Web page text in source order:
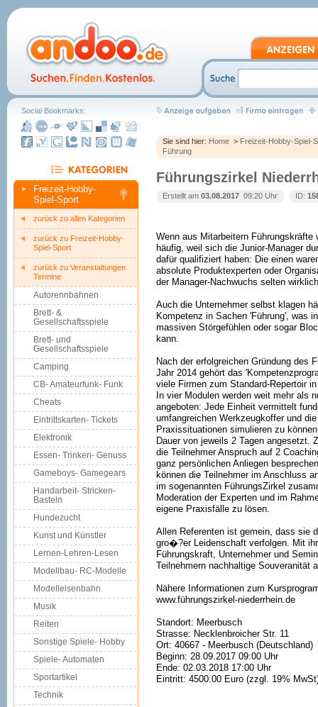
Sie sind hier: Home > Freizeit-Hobby-Spiel-
Führung
Führungszirkel
Erstellt am 03.08.2017  09:20 Uhr ID:
Wenn aus Mitarbeitern Führungskräfte
häufig, weil sich die Junior-Manager
dafür qualifiziert haben: Die einen
absolute Produktexperten oder
der Manager-Nachwuchs selten
Auch die Unternehmer selbst klagen
Kompetenz in Sachen 'Führung', was
massiven Störgefühlen oder sogar
kann.
Nach der erfolgreichen Gründung des
Jahr 2014 gehört das
viele Firmen zum Standard-Repertoir
In vier Modulen werden weit mehr als
angeboten: Jede Einheit vermittelt
umfangreichen Werkzeugkoffer und
Praxissituationen simulieren zu
Dauer von jeweils 2 Tagen angesetzt.
die Teilnehmer Anspruch auf 2
ganz persönlichen Anliegen
können die Teilnehmer im Anschluss
im sogenannten FührungsZirkel
Moderation der Experten und im
eigene Praxisfälle zu lösen.
Allen Referenten ist gemein, dass sie
gro�?er Leidenschaft verfolgen. Mit
Führungskraft, Unternehmer und
Teilnehmern nachhaltige Souveranität
Nähere Informationen zum
www.führungszirkel-niederrhein.de
Standort: Meerbusch
Strasse: Necklenbroicher Str. 11
Ort: 40667 - Meerbusch (Deutschland)
Beginn: 28.09.2017 09:00 Uhr
Ende: 02.03.2018 17:00 Uhr
Eintritt: 4500.00 Euro (zzgl. 19%
Social Bookmarks:
Freizeit-Hobby-
Spiel-Sport
zurück zu allen Kategorien
zurück zu Freizeit-Hobby-
Spiel-Sport
zurück zu Veranstaltungen
Termine
Autorennbahnen
Brett- &
Gesellschaftsspiele
Brett- und
Gesellschaftsspiele
Camping
CB- Amateurfunk- Funk
Cheats
Eintrittskarten- Tickets
Elektronik
Essen- Trinken- Genuss
Gameboys- Gamegears
Handarbeit- Stricken-
Basteln
Hundezucht
Kunst und Künstler
Lernen-Lehren-Lesen
Modellbau- RC-Modelle
Modelleisenbahn
Musik
Reiten
Sonstige Spiele- Hobby
Spiele- Automaten
Sportartikel
Technik